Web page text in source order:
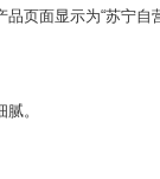
页面显示为“苏宁自
。